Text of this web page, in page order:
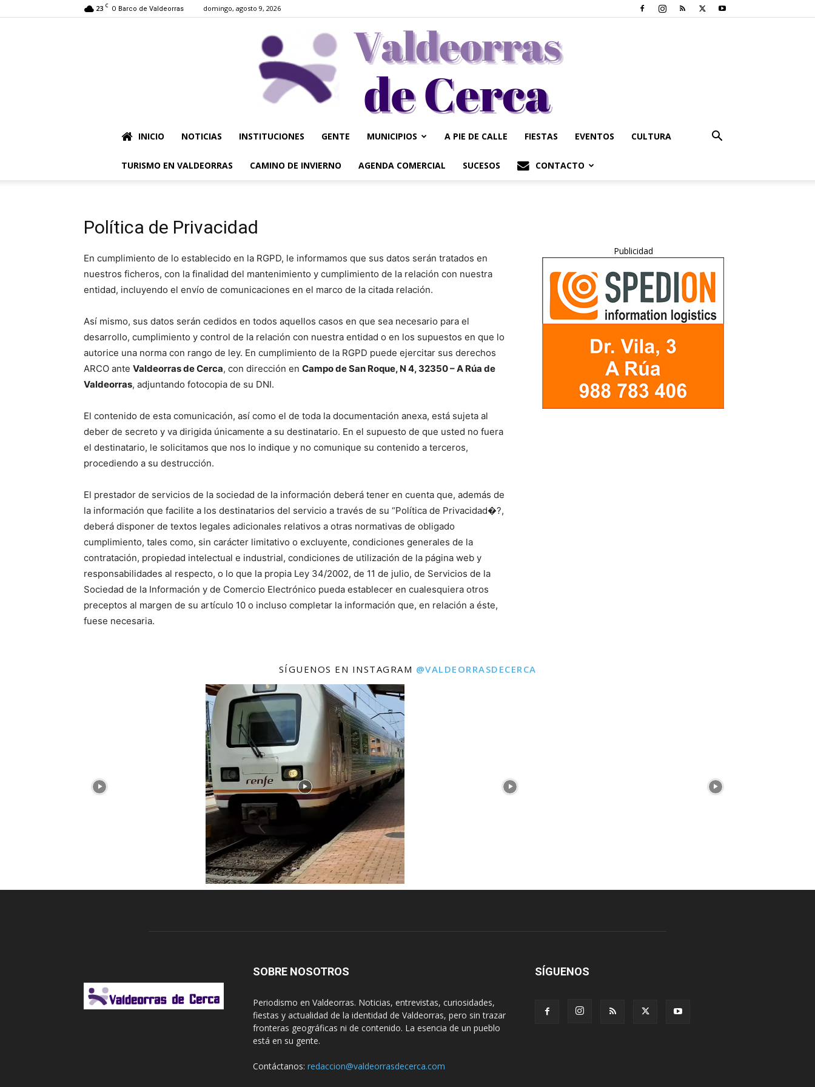
23 C O Barco de Valdeorras domingo, agosto 9, 2026
Valdeorrasdecerca
INICIO NOTICIAS INSTITUCIONES GENTE MUNICIPIOS A PIE DE CALLE FIESTAS EVENTOS CULTURA
TURISMO EN VALDEORRAS CAMINO DE INVIERNO AGENDA COMERCIAL SUCESOS CONTACTO
Política de Privacidad
En cumplimiento de lo establecido en la RGPD, le informamos que sus datos serán tratados en
nuestros ficheros, con la finalidad del mantenimiento y cumplimiento de la relación con nuestra
entidad, incluyendo el envío de comunicaciones en el marco de la citada relación.
Así mismo, sus datos serán cedidos en todos aquellos casos en que sea necesario para el
desarrollo, cumplimiento y control de la relación con nuestra entidad o en los supuestos en que lo
autorice una norma con rango de ley. En cumplimiento de la RGPD puede ejercitar sus derechos
ARCO ante Valdeorras de Cerca, con dirección en Campo de San Roque, N 4, 32350 – A Rúa de
Valdeorras, adjuntando fotocopia de su DNI.
El contenido de esta comunicación, así como el de toda la documentación anexa, está sujeta al
deber de secreto y va dirigida únicamente a su destinatario. En el supuesto de que usted no fuera
el destinatario, le solicitamos que nos lo indique y no comunique su contenido a terceros,
procediendo a su destrucción.
El prestador de servicios de la sociedad de la información deberá tener en cuenta que, además de
la información que facilite a los destinatarios del servicio a través de su “Política de Privacidad�?,
deberá disponer de textos legales adicionales relativos a otras normativas de obligado
cumplimiento, tales como, sin carácter limitativo o excluyente, condiciones generales de la
contratación, propiedad intelectual e industrial, condiciones de utilización de la página web y
responsabilidades al respecto, o lo que la propia Ley 34/2002, de 11 de julio, de Servicios de la
Sociedad de la Información y de Comercio Electrónico pueda establecer en cualesquiera otros
preceptos al margen de su artículo 10 o incluso completar la información que, en relación a éste,
fuese necesaria.
Publicidad
SÍGUENOS EN INSTAGRAM @VALDEORRASDECERCA
SOBRE NOSOTROS
Periodismo en Valdeorras. Noticias, entrevistas, curiosidades,
fiestas y actualidad de la identidad de Valdeorras, pero sin trazar
fronteras geográficas ni de contenido. La esencia de un pueblo
está en su gente.
Contáctanos: redaccion@valdeorrasdecerca.com
SÍGUENOS